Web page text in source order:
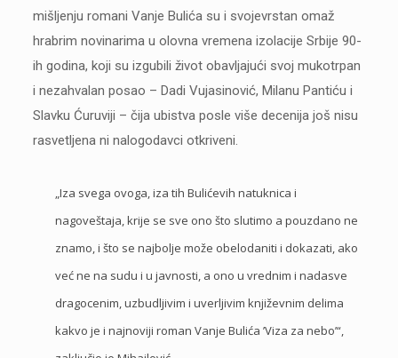
mišljenju romani Vanje Bulića su i svojevrstan omaž
hrabrim novinarima u olovna vremena izolacije Srbije 90-
ih godina, koji su izgubili život obavljajući svoj mukotrpan
i nezahvalan posao – Dadi Vujasinović, Milanu Pantiću i
Slavku Ćuruviji – čija ubistva posle više decenija još nisu
rasvetljena ni nalogodavci otkriveni.
„Iza svega ovoga, iza tih Bulićevih natuknica i
nagoveštaja, krije se sve ono što slutimo a pouzdano ne
znamo, i što se najbolje može obelodaniti i dokazati, ako
već ne na sudu i u javnosti, a ono u vrednim i nadasve
dragocenim, uzbudljivim i uverljivim književnim delima
kakvo je i najnoviji roman Vanje Bulića ’Viza za nebo’“,